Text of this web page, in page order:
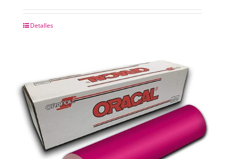
Detalles